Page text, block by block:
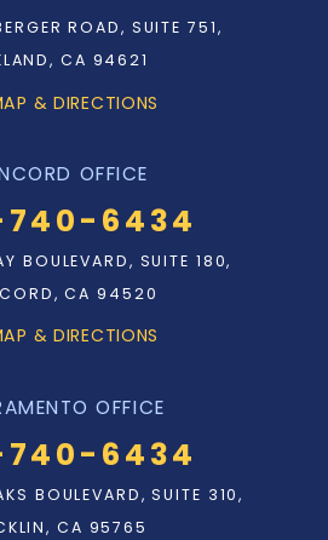
ROAD, SUITE 751,
CA 94621
& DIRECTIONS
OFFICE
6434
BOULEVARD, SUITE 180,
CA 94520
& DIRECTIONS
OFFICE
6434
BOULEVARD, SUITE 310,
CA 95765